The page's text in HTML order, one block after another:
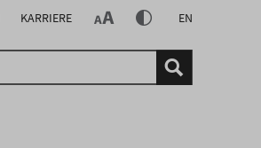
KARRIERE EN